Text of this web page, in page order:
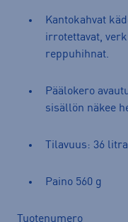
Kantokahvat
irrotettavat,
reppuhihnat.
Päälokero
sisällön näkee
Tilavuus: 36
Paino 560 g
Tuotenumero